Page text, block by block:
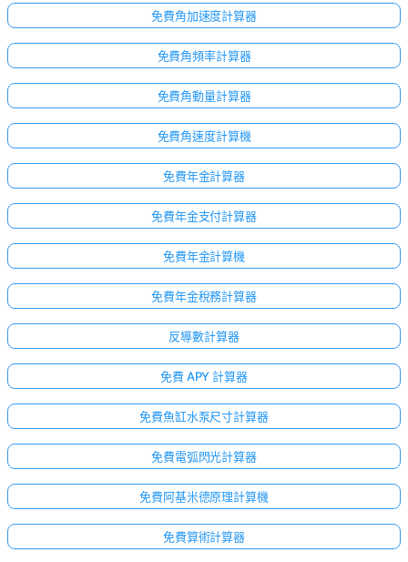
免費角加速度計算器
免費角頻率計算器
免費角動量計算器
免費角速度計算機
免費年金計算器
免費年金支付計算器
免費年金計算機
免費年金稅務計算器
反導數計算器
免費 APY 計算器
免費魚缸水泵尺寸計算器
免費電弧閃光計算器
免費阿基米德原理計算機
免費算術計算器